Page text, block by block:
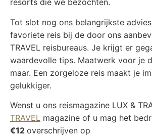
resorts die we bezochten.
Tot slot nog ons belangrijkste
favoriete reis bij de door ons
TRAVEL reisbureaus. Je krijgt er
waardevolle tips. Maatwerk voor je
maar. Een zorgeloze reis maakt je
gelukkiger.
Wenst u ons reismagazine LUX &
TRAVEL magazine of u mag het
€12 overschrijven op